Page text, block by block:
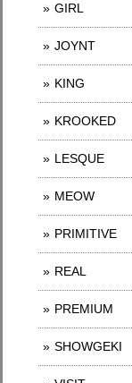
GIRL
JOYNT
KING
KROOKED
LESQUE
MEOW
PRIMITIVE
REAL
PREMIUM
SHOWGEKI